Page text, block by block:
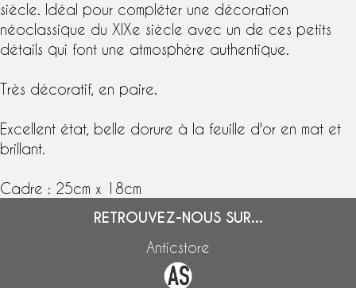
siècle. Idéal pour compléter une décoration
néoclassique du XIXe siècle avec un de ces petits
détails qui font une atmosphère authentique.
Très décoratif, en paire.
Excellent état, belle dorure à la feuille d'or en mat et
brillant.
Cadre : 25cm x 18cm
RETROUVEZ-NOUS SUR...
Anticstore